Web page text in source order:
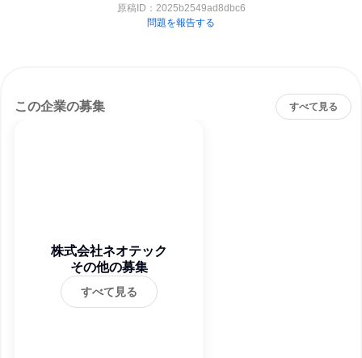
原稿ID： 2025b2549ad8dbc6
問題を報告する
この企業の募集 すべて見る
株式会社ネオテック
その他の募集
すべて見る